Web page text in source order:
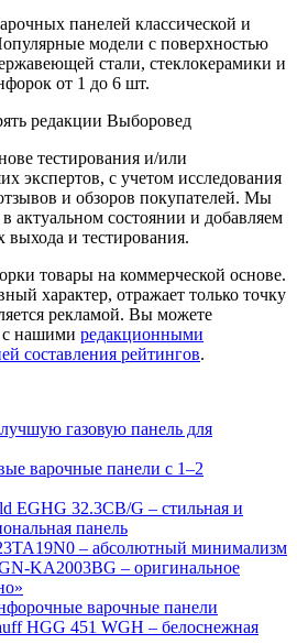
панелей классической и
модели с поверхностью
стали, стеклокерамики и
от 1 до 6 шт.
редакции Выборовед
тестирования и/или
экспертов, с учетом исследования
и обзоров покупателей. Мы
актуальном состоянии и добавляем
и тестирования.
товары на коммерческой основе.
характер, отражает только точку
рекламой. Вы можете
с нашими редакционными
составления рейтингов.
газовую панель для
варочные панели с 1–2
EGHG 32.3CB/G – стильная и
панель
– абсолютный минимализм
KA2003BG – оригинальное
варочные панели
HGG 451 WGH – белоснежная